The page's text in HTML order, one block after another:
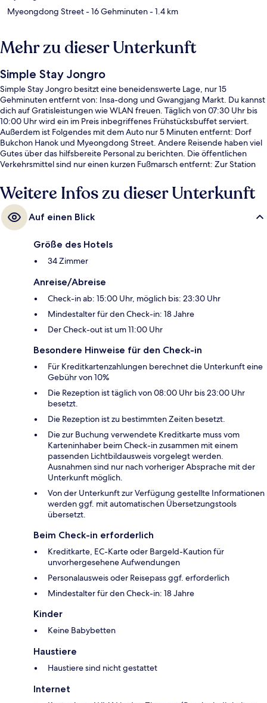
Myeongdong Street- 16 Gehminuten- 1.4 km
Mehr zu dieser Unterkunft
Simple Stay Jongro
Simple Stay Jongro besitzt eine beneidenswerte Lage, nur 15
Gehminuten entfernt von: Insa-dong und Gwangjang Markt. Du kannst
dich auf Gratisleistungen wie WLAN freuen. Täglich von 07:30 Uhr bis
10:00 Uhr wird ein im Preis inbegriffenes Frühstücksbuffet serviert.
Außerdem ist Folgendes mit dem Auto nur 5 Minuten entfernt: Dorf
Bukchon Hanok und Myeongdong Street. Andere Reisende haben viel
Gutes über das hilfsbereite Personal zu berichten. Die öffentlichen
Verkehrsmittel sind nur einen kurzen Fußmarsch entfernt: Zur Station
Weitere Infos zu dieser Unterkunft
Auf einen Blick
Größe des Hotels
34 Zimmer
Anreise/Abreise
Check-in ab: 15:00 Uhr, möglich bis: 23:30 Uhr
Mindestalter für den Check-in: 18 Jahre
Der Check-out ist um 11:00 Uhr
Besondere Hinweise für den Check-in
Für Kreditkartenzahlungen berechnet die Unterkunft eine
Gebühr von 10%
Die Rezeption ist täglich von 08:00 Uhr bis 23:00 Uhr
besetzt.
Die Rezeption ist zu bestimmten Zeiten besetzt.
Die zur Buchung verwendete Kreditkarte muss vom
Karteninhaber beim Check-in zusammen mit einem
passenden Lichtbildausweis vorgelegt werden.
Ausnahmen sind nur nach vorheriger Absprache mit der
Unterkunft möglich.
Von der Unterkunft zur Verfügung gestellte Informationen
werden ggf. mit automatischen Übersetzungstools
übersetzt.
Beim Check-in erforderlich
Kreditkarte, EC-Karte oder Bargeld-Kaution für
unvorhergesehene Aufwendungen
Personalausweis oder Reisepass ggf. erforderlich
Mindestalter für den Check-in: 18 Jahre
Kinder
Keine Babybetten
Haustiere
Haustiere sind nicht gestattet
Internet